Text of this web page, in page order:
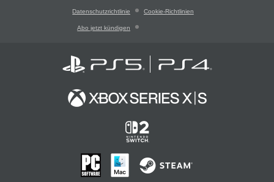
Datenschutzrichtlinie Cookie-Richtlinien
Abo jetzt kündigen